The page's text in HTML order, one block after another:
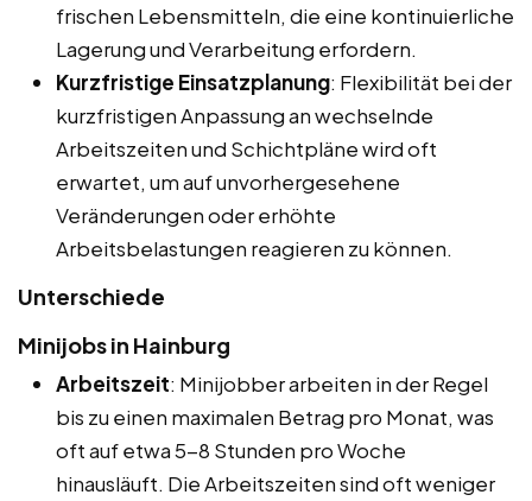
frischen Lebensmitteln, die eine kontinuierliche
Lagerung und Verarbeitung erfordern.
Kurzfristige Einsatzplanung: Flexibilität bei der
kurzfristigen Anpassung an wechselnde
Arbeitszeiten und Schichtpläne wird oft
erwartet, um auf unvorhergesehene
Veränderungen oder erhöhte
Arbeitsbelastungen reagieren zu können.
Unterschiede
Minijobs in Hainburg
Arbeitszeit: Minijobber arbeiten in der Regel
bis zu einen maximalen Betrag pro Monat, was
oft auf etwa 5-8 Stunden pro Woche
hinausläuft. Die Arbeitszeiten sind oft weniger